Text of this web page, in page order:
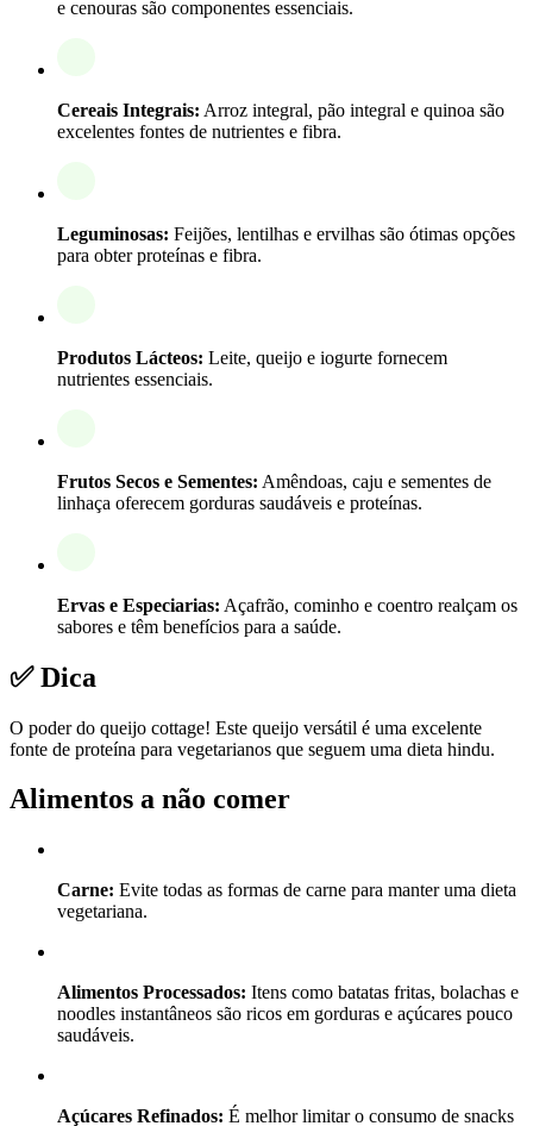
e cenouras são componentes essenciais.
Cereais Integrais: Arroz integral, pão integral e quinoa são
excelentes fontes de nutrientes e fibra.
Leguminosas: Feijões, lentilhas e ervilhas são ótimas opções
para obter proteínas e fibra.
Produtos Lácteos: Leite, queijo e iogurte fornecem
nutrientes essenciais.
Frutos Secos e Sementes: Amêndoas, caju e sementes de
linhaça oferecem gorduras saudáveis e proteínas.
Ervas e Especiarias: Açafrão, cominho e coentro realçam os
sabores e têm benefícios para a saúde.
✅ Dica
O poder do queijo cottage! Este queijo versátil é uma excelente
fonte de proteína para vegetarianos que seguem uma dieta hindu.
Alimentos a não comer
Carne: Evite todas as formas de carne para manter uma dieta
vegetariana.
Alimentos Processados: Itens como batatas fritas, bolachas e
noodles instantâneos são ricos em gorduras e açúcares pouco
saudáveis.
Açúcares Refinados: É melhor limitar o consumo de snacks